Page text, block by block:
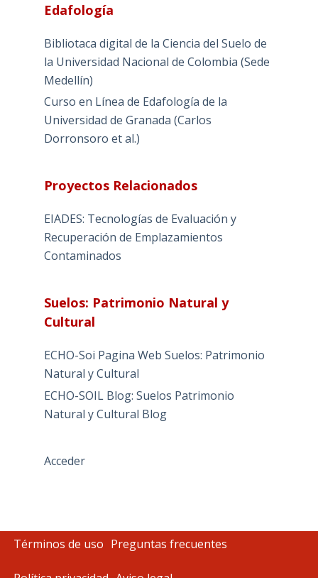
Edafología
Bibliotaca digital de la Ciencia del Suelo de
la Universidad Nacional de Colombia (Sede
Medellín)
Curso en Línea de Edafología de la
Universidad de Granada (Carlos
Dorronsoro et al.)
Proyectos Relacionados
EIADES: Tecnologías de Evaluación y
Recuperación de Emplazamientos
Contaminados
Suelos: Patrimonio Natural y
Cultural
ECHO-Soi Pagina Web Suelos: Patrimonio
Natural y Cultural
ECHO-SOIL Blog: Suelos Patrimonio
Natural y Cultural Blog
Acceder
Términos de uso Preguntas frecuentes